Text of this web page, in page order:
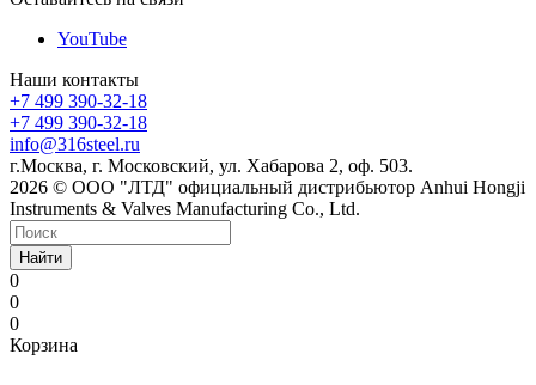
YouTube
Наши контакты
+7 499 390-32-18
+7 499 390-32-18
info@316steel.ru
г.Москва, г. Московский, ул. Хабарова 2, оф. 503.
2026 © ООО "ЛТД" официальный дистрибьютор Anhui Hongji
Instruments & Valves Manufacturing Co., Ltd.
Найти
0
0
0
Корзина